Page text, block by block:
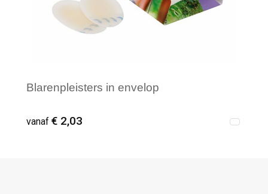
Blarenpleisters in envelop
vanaf € 2,03